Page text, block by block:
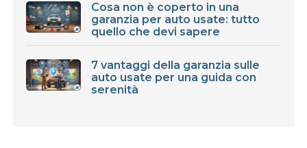
Cosa non è coperto in una
garanzia per auto usate: tutto
quello che devi sapere
7 vantaggi della garanzia sulle
auto usate per una guida con
serenità